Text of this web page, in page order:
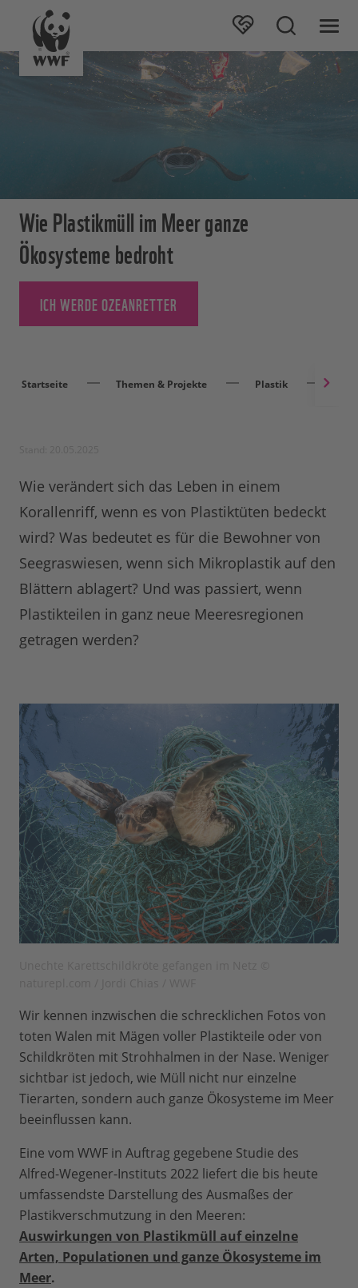
Wie Plastikmüll im Meer ganze
Ökosysteme bedroht
ICH WERDE OZEANRETTER
Startseite Themen & Projekte Plastik
Wie verändert sich das Leben in einem
Korallenriff, wenn es von Plastiktüten bedeckt
wird? Was bedeutet es für die Bewohner von
Seegraswiesen, wenn sich Mikroplastik auf den
Blättern ablagert? Und was passiert, wenn
Plastikteilen in ganz neue Meeresregionen
getragen werden?
Wir kennen inzwischen die schrecklichen Fotos von
toten Walen mit Mägen voller Plastikteile oder von
Schildkröten mit Strohhalmen in der Nase. Weniger
sichtbar ist jedoch, wie Müll nicht nur einzelne
Tierarten, sondern auch ganze Ökosysteme im Meer
beeinflussen kann.
Eine vom WWF in Auftrag gegebene Studie des
Alfred-Wegener-Instituts 2022 liefert die bis heute
umfassendste Darstellung des Ausmaßes der
Plastikverschmutzung in den Meeren:
Auswirkungen von Plastikmüll auf einzelne
Arten, Populationen und ganze Ökosysteme im
Meer.